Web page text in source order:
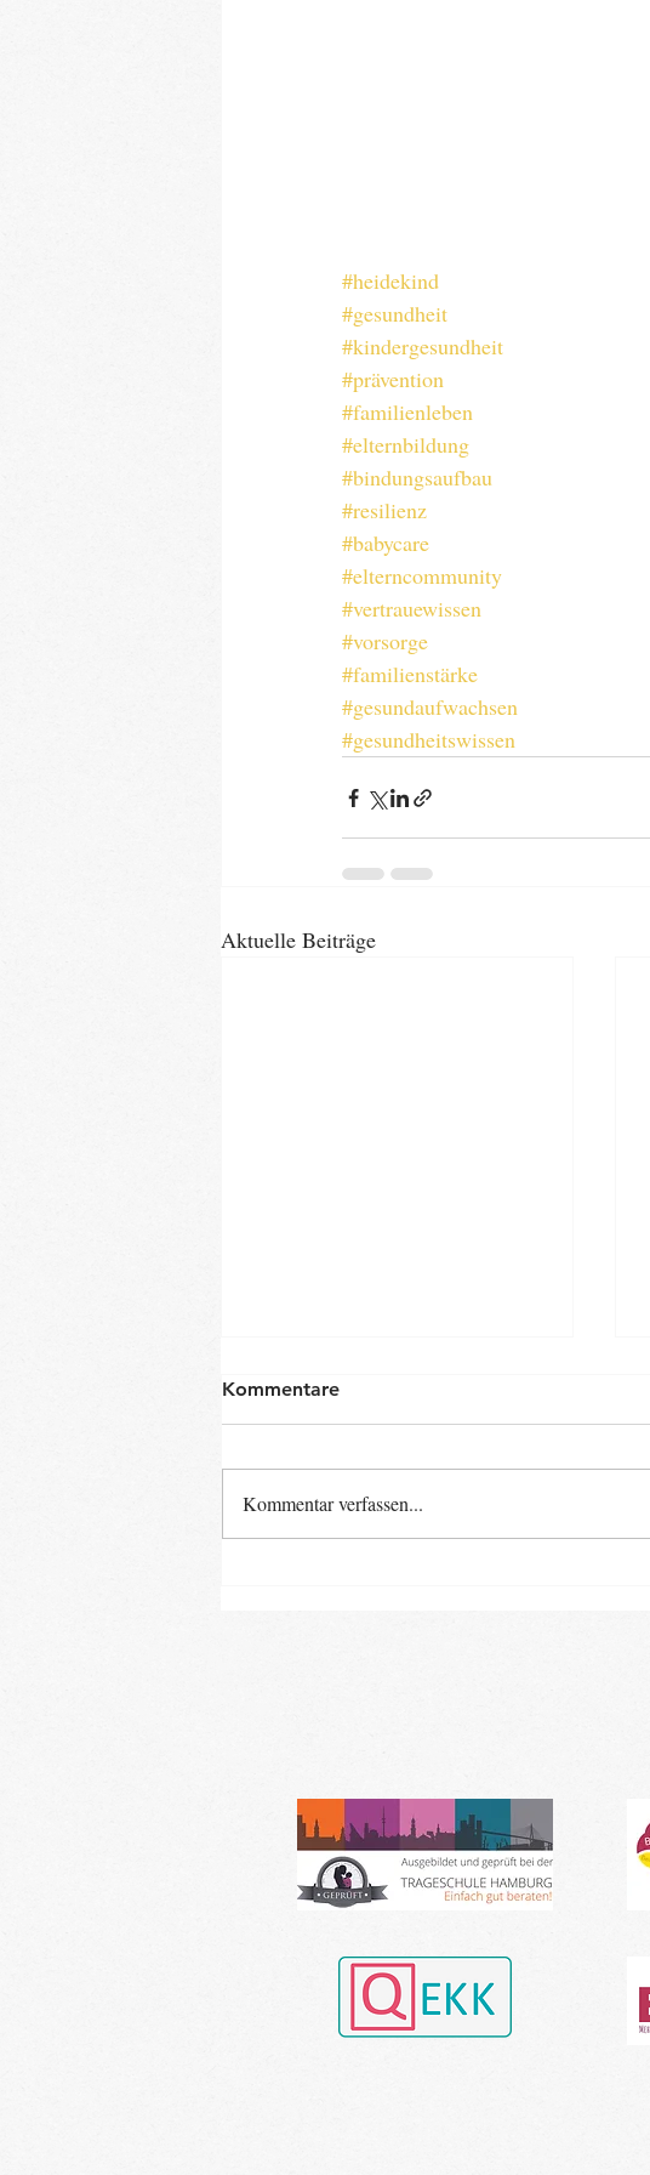
#heidekind
#gesundheit
#kindergesundheit
#prävention
#familienleben
#elternbildung
#bindungsaufbau
#resilienz
#babycare
#elterncommunity
#vertrauewissen
#vorsorge
#familienstärke
#gesundaufwachsen
#gesundheitswissen
Aktuelle Beiträge
Kommentare
Kommentar verfassen...